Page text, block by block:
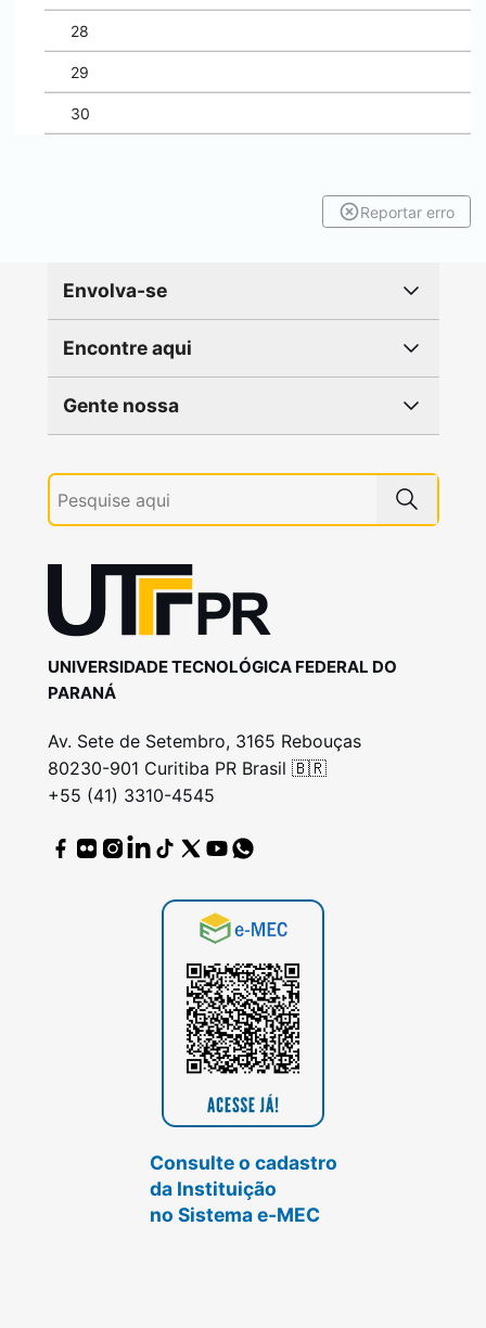
28
29
30
Reportar erro
Envolva-se
Encontre aqui
Gente nossa
UNIVERSIDADE TECNOLÓGICA FEDERAL DO
PARANÁ
Av. Sete de Setembro, 3165 Rebouças
80230-901 Curitiba PR Brasil 🇧🇷
+55 (41) 3310-4545
Consulte o cadastro
da Instituição
no Sistema e-MEC